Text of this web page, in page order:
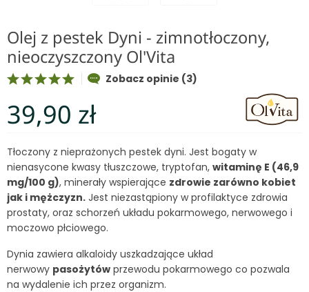
Olej z pestek Dyni - zimnotłoczony,
nieoczyszczony Ol'Vita
Zobacz opinie (3)
39,90 zł
Tłoczony z nieprażonych pestek dyni. Jest bogaty w
nienasycone kwasy tłuszczowe, tryptofan, witaminę E (46,9
mg/100 g), minerały wspierające zdrowie zarówno kobiet
jak i mężczyzn. Jest niezastąpiony w profilaktyce zdrowia
prostaty, oraz schorzeń układu pokarmowego, nerwowego i
moczowo płciowego.
Dynia zawiera alkaloidy uszkadzające układ
nerwowy pasożytów przewodu pokarmowego co pozwala
na wydalenie ich przez organizm.